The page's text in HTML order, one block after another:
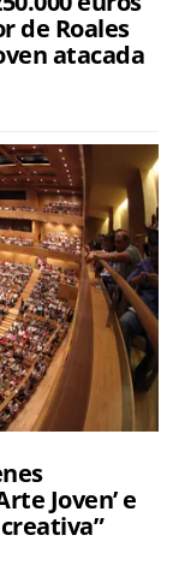
de Roales
atacada
Joven’ e